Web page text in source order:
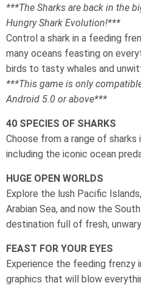
***The Sharks are back in the
Hungry Shark Evolution!***
Control a shark in a feeding
many oceans feasting on
birds to tasty whales and
***This game is only
Android 5.0 or above***
40 SPECIES OF SHARKS
Choose from a range of
including the iconic ocean
HUGE OPEN WORLDS
Explore the lush Pacific
Arabian Sea, and now the
destination full of fresh,
FEAST FOR YOUR EYES
Experience the feeding frenzy
graphics that will blow